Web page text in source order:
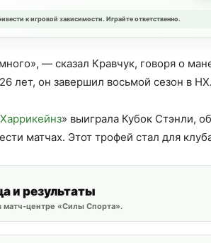
к игровой зависимости. Играйте ответственно.
— сказал Кравчук, говоря о
лет, он завершил восьмой сезон в
» выиграла Кубок Стэнли,
матчах. Этот трофей стал для
и результаты
матч-центре «Силы Спорта».